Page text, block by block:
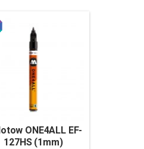
ONE4ALL EF-
127HS (1mm)